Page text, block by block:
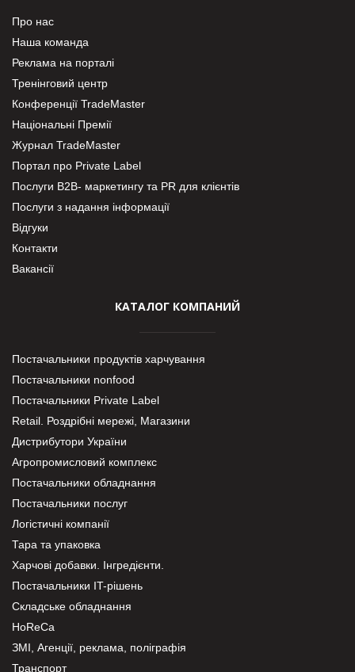
Про нас
Наша команда
Реклама на порталі
Тренінговий центр
Конференції TradeMaster
Національні Премії
Журнал TradeMaster
Портал про Private Label
Послуги В2В- маркетингу та PR для клієнтів
Послуги з надання інформації
Відгуки
Контакти
Вакансії
КАТАЛОГ КОМПАНИЙ
Постачальники продуктів харчування
Постачальники nonfood
Постачальники Private Label
Retail. Роздрібні мережі, Магазини
Дистрибутори України
Агропромисловий комплекс
Постачальники обладнання
Постачальники послуг
Логістичні компанії
Тара та упаковка
Харчові добавки. Інгредієнти.
Постачальники IT-рішень
Складське обладнання
HoReCa
ЗМІ, Агенції, реклама, поліграфія
Транспорт